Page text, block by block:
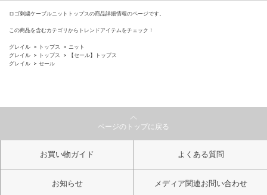
ロゴ刺繍ケーブルニットトップスの商品詳細情報のページです。
この商品を含むカテゴリからトレンドアイテムをチェック！
グレイル トップス
ニット
グレイル
トップス
【セール】トップス
グレイル
セール
ページのトップに戻る
お買い物ガイド よくある質問
お知らせ メディア関連お問い合わせ